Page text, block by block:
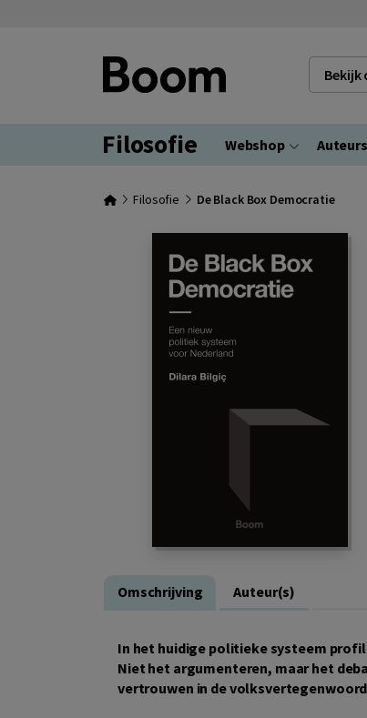
Bekijk
Filosofie Webshop Auteurs
Filosofie De Black Box Democratie
Omschrijving Auteur(s)
In het huidige politieke systeem
Niet het argumenteren, maar het
vertrouwen in de